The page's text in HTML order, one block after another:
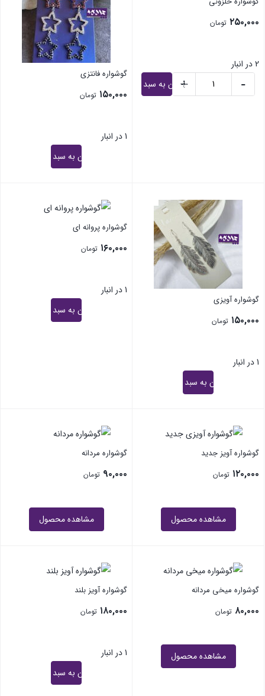
۲۵۰,۰۰۰ تومان
2 در انبار
-
+
افزودن به سبد خرید
گوشواره فانتزی
۱۵۰,۰۰۰ تومان
1 در انبار
افزودن به سبد خرید
گوشواره آویزی
۱۵۰,۰۰۰ تومان
1 در انبار
افزودن به سبد خرید
گوشواره پروانه ای
۱۶۰,۰۰۰ تومان
1 در انبار
افزودن به سبد خرید
گوشواره آویز جدید
۱۲۰,۰۰۰ تومان
مشاهده محصول
گوشواره مردانه
۹۰,۰۰۰ تومان
مشاهده محصول
گوشواره میخی مردانه
۸۰,۰۰۰ تومان
مشاهده محصول
گوشواره آویز بلند
۱۸۰,۰۰۰ تومان
1 در انبار
افزودن به سبد خرید